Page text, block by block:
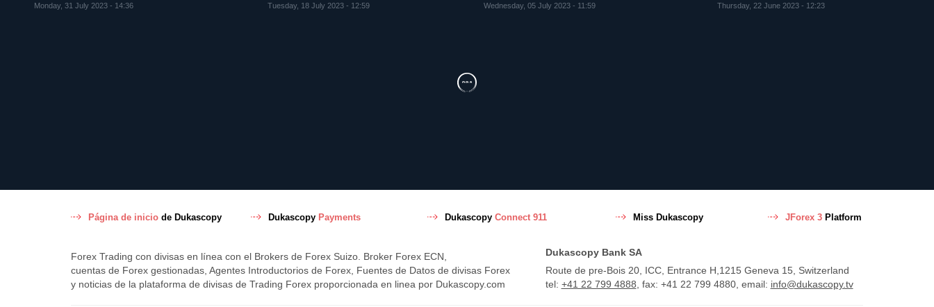
Monday, 31 July 2023 - 14:36 Tuesday, 18 July 2023 - 12:59 Wednesday, 05 July 2023 - 11:59 Thursday, 22 June 2023 - 12:23
Página de inicio de Dukascopy Dukascopy Payments DukascopyConnect 911 Miss Dukascopy JForex 3Platform
Forex Trading con divisas en línea con el Brokers de Forex Suizo. Broker Forex ECN,
cuentas de Forex gestionadas, Agentes Introductorios de Forex, Fuentes de Datos de divisas Forex
y noticias de la plataforma de divisas de Trading Forex proporcionada en linea por Dukascopy.com
Dukascopy Bank SA
Route de pre-Bois 20, ICC, Entrance H,1215 Geneva 15, Switzerland
tel: +41 22 799 4888 , fax: +41 22 799 4880, email: info@dukascopy.tv